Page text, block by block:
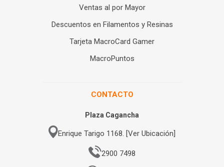
Ventas al por Mayor
Descuentos en Filamentos y Resinas
Tarjeta MacroCard Gamer
MacroPuntos
CONTACTO
Plaza Cagancha
Enrique Tarigo 1168. [Ver Ubicación]
2900 7498